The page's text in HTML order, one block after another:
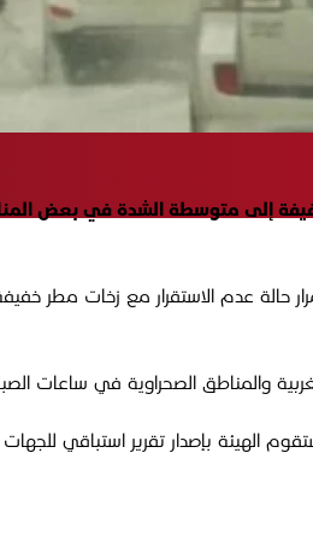
الاستقرار الجوية مع زخّات أمطار خفيفة إلى متوسطة
حالة عدم الاستقرار مع زخات
والمناطق الصحراوية في ساعات
الهيئة بإصدار تقرير استباقي